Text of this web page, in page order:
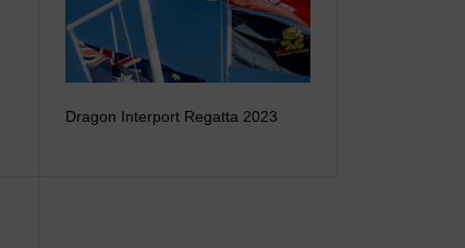
Dragon Interport Regatta 2023